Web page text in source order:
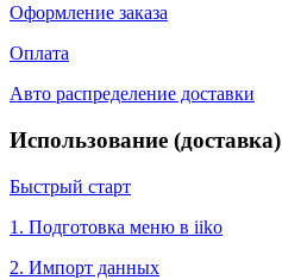
Оформление заказа
Оплата
Авто распределение доставки
Использование (доставка)
Быстрый старт
1. Подготовка меню в iiko
2. Импорт данных